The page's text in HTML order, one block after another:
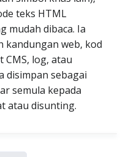
teks HTML
mudah dibaca. Ia
kandungan web, kod
log, atau
disimpan sebagai
semula kepada
atau disunting.